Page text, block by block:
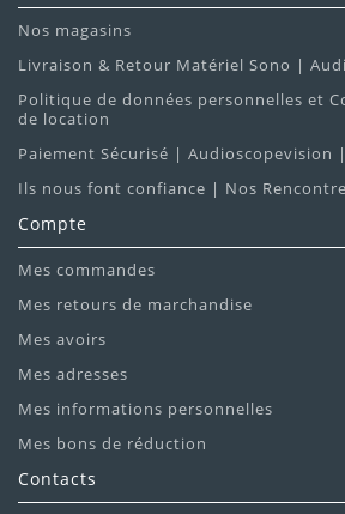
Nos magasins
Livraison & Retour Matériel Sono |
Politique de données personnelles et
de location
Paiement Sécurisé | Audioscopevision |
Ils nous font confiance | Nos
Compte
Mes commandes
Mes retours de marchandise
Mes avoirs
Mes adresses
Mes informations personnelles
Mes bons de réduction
Contacts